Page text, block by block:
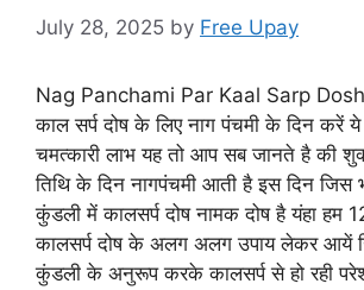
July 28, 2025 by Free Upay
Nag Panchami Par Kaal Sarp
काल सर्प दोष के लिए नाग पंचमी के दिन करें ये
चमत्कारी लाभ यह तो आप सब जानते है की
तिथि के दिन नागपंचमी आती है इस दिन जिस
कुंडली में कालसर्प दोष नामक दोष है यंहा हम
कालसर्प दोष के अलग अलग उपाय लेकर आयें
कुंडली के अनुरूप करके कालसर्प से हो रही